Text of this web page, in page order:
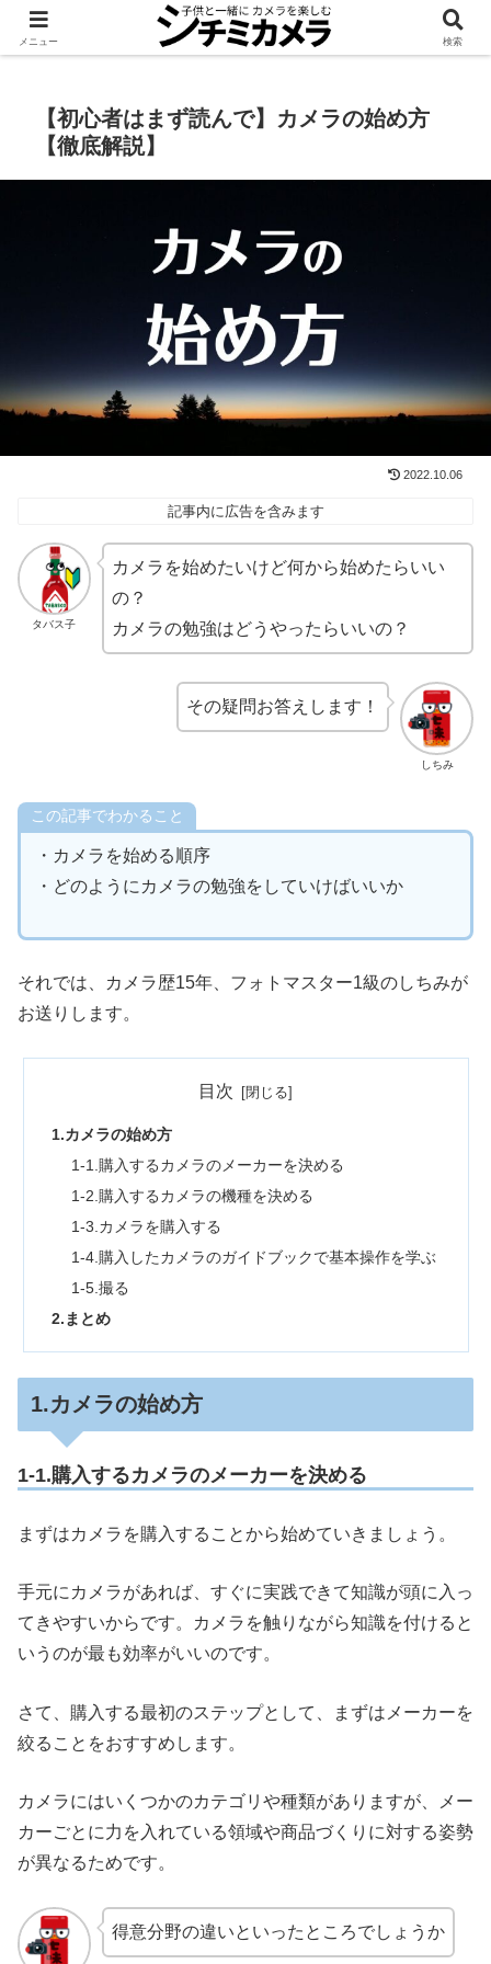
知る レタッチ
【初心者はまず読んで】カメラの始め方
【徹底解説】
2022.10.06
記事内に広告を含みます
タバス子
カメラを始めたいけど何から始めたらいい
の？
カメラの勉強はどうやったらいいの？
しちみ
その疑問お答えします！
この記事でわかること
・カメラを始める順序
・どのようにカメラの勉強をしていけばいいか
それでは、カメラ歴15年、フォトマスター1級のしちみが
お送りします。
目次
1.カメラの始め方
1-1.購入するカメラのメーカーを決める
1-2.購入するカメラの機種を決める
1-3.カメラを購入する
1-4.購入したカメラのガイドブックで基本操作を学ぶ
1-5.撮る
2.まとめ
1.カメラの始め方
1-1.購入するカメラのメーカーを決める
まずはカメラを購入することから始めていきましょう。
手元にカメラがあれば、すぐに実践できて知識が頭に入っ
てきやすいからです。カメラを触りながら知識を付けると
いうのが最も効率がいいのです。
さて、購入する最初のステップとして、まずはメーカーを
絞ることをおすすめします。
カメラにはいくつかのカテゴリや種類がありますが、メー
カーごとに力を入れている領域や商品づくりに対する姿勢
が異なるためです。
得意分野の違いといったところでしょうか
メニュー 検索